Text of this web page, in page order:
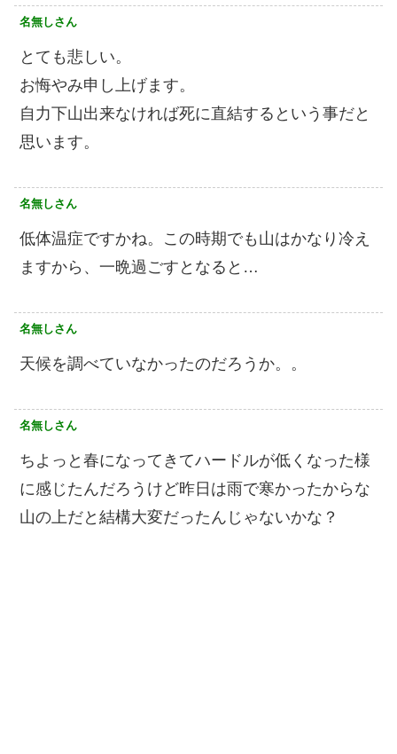
名無しさん
とても悲しい。
お悔やみ申し上げます。
自力下山出来なければ死に直結するという事だと
思います。
名無しさん
低体温症ですかね。この時期でも山はかなり冷え
ますから、一晩過ごすとなると…
名無しさん
天候を調べていなかったのだろうか。。
名無しさん
ちよっと春になってきてハードルが低くなった様
に感じたんだろうけど昨日は雨で寒かったからな
山の上だと結構大変だったんじゃないかな？